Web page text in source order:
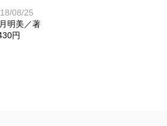
08/25
明美／著
円